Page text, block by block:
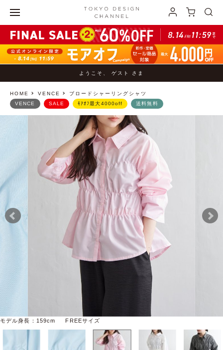
ようこそ、 ゲスト さま
HOME VENCE ブロードシャーリングシャツ
モデル身長：159cm FREEサイズ
VENCE SALE ﾓｱｵﾌ最大4000off 送料無料